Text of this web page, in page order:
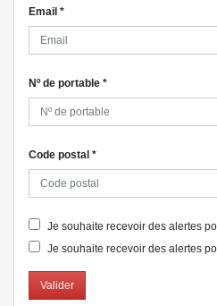
Email *
Nº de portable *
Code postal *
Je souhaite recevoir des alertes
Je souhaite recevoir des alertes
Valider